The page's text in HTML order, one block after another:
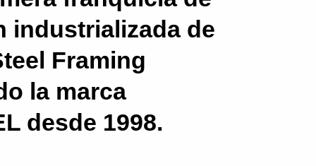
industrializada de
Framing
la marca
desde 1998.